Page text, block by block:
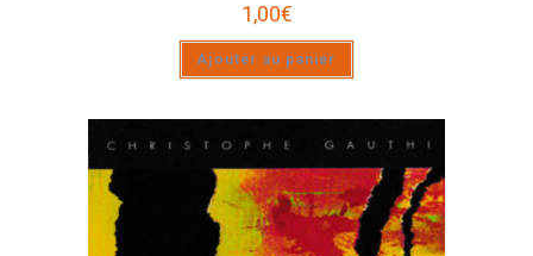
1,00€
Ajouter au panier